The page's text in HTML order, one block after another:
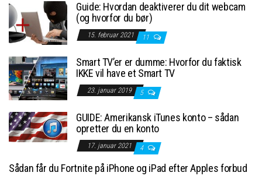
Guide: Hvordan deaktiverer du dit webcam
(og hvorfor du bør)
15. februar 2021 11
Smart TV’er er dumme: Hvorfor du faktisk
IKKE vil have et Smart TV
23. januar 2019 5
GUIDE: Amerikansk iTunes konto – sådan
opretter du en konto
17. januar 2021 4
Sådan får du Fortnite på iPhone og iPad efter Apples forbud